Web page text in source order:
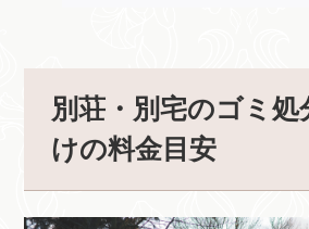
別荘・別宅のゴミ処
けの料金目安